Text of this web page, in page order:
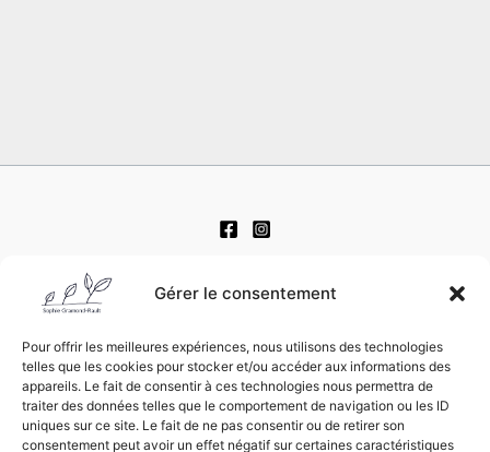
Gérer le consentement
Pour offrir les meilleures expériences, nous utilisons des technologies
telles que les cookies pour stocker et/ou accéder aux informations des
appareils. Le fait de consentir à ces technologies nous permettra de
traiter des données telles que le comportement de navigation ou les ID
uniques sur ce site. Le fait de ne pas consentir ou de retirer son
consentement peut avoir un effet négatif sur certaines caractéristiques
Mentions légales
Déontologie
Politique de confidentialité